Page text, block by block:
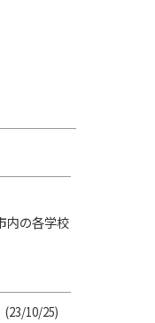
内の各学校
(23/10/25)